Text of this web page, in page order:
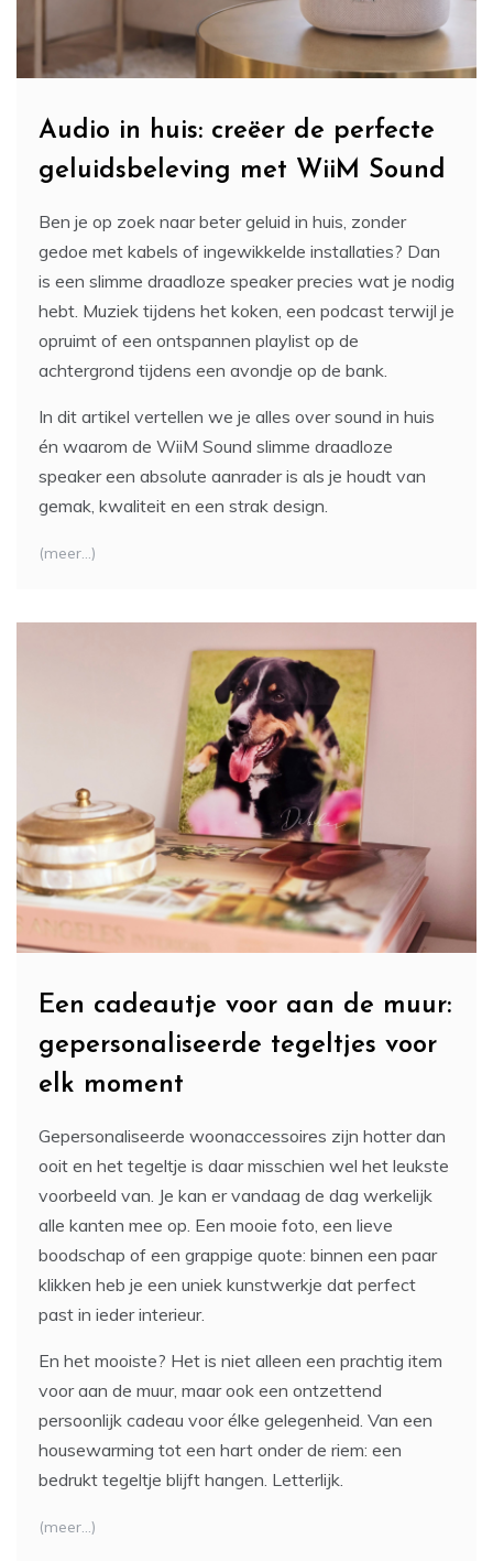
Audio in huis: creëer de perfecte
geluidsbeleving met WiiM Sound
Ben je op zoek naar beter geluid in huis, zonder
gedoe met kabels of ingewikkelde installaties? Dan
is een slimme draadloze speaker precies wat je nodig
hebt. Muziek tijdens het koken, een podcast terwijl je
opruimt of een ontspannen playlist op de
achtergrond tijdens een avondje op de bank.
In dit artikel vertellen we je alles over sound in huis
én waarom de WiiM Sound slimme draadloze
speaker een absolute aanrader is als je houdt van
gemak, kwaliteit en een strak design.
(meer…)
Een cadeautje voor aan de muur:
gepersonaliseerde tegeltjes voor
elk moment
Gepersonaliseerde woonaccessoires zijn hotter dan
ooit en het tegeltje is daar misschien wel het leukste
voorbeeld van. Je kan er vandaag de dag werkelijk
alle kanten mee op. Een mooie foto, een lieve
boodschap of een grappige quote: binnen een paar
klikken heb je een uniek kunstwerkje dat perfect
past in ieder interieur.
En het mooiste? Het is niet alleen een prachtig item
voor aan de muur, maar ook een ontzettend
persoonlijk cadeau voor élke gelegenheid. Van een
housewarming tot een hart onder de riem: een
bedrukt tegeltje blijft hangen. Letterlijk.
(meer…)